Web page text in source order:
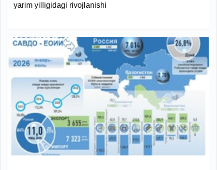
yarim yilligidagi rivojlanishi